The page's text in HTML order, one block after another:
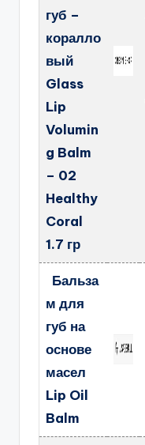
губ –
коралло
вый
Glass
Lip
Volumin
g Balm
– 02
Healthy
Coral
1.7 гр
Бальза
м для
губ на
основе
масел
Lip Oil
Balm